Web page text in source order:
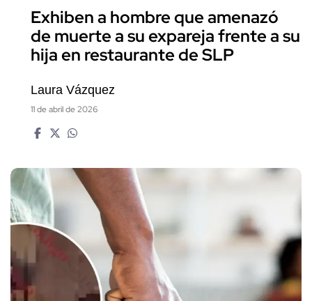
Exhiben a hombre que amenazó
de muerte a su expareja frente a su
hija en restaurante de SLP
Laura Vázquez
11 de abril de 2026